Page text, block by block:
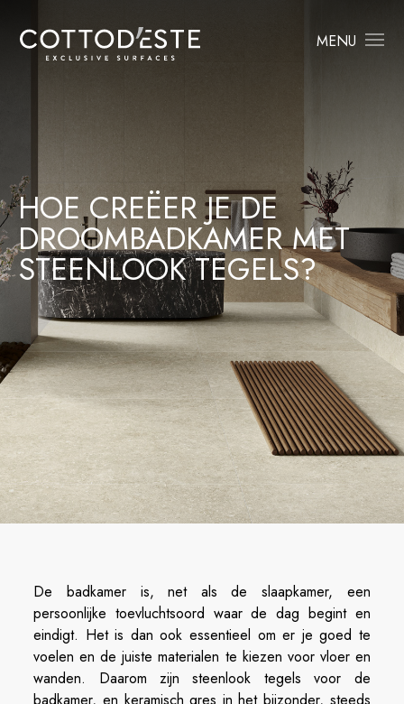
MENU
HOE CREËER JE DE
DROOMBADKAMER MET
STEENLOOK TEGELS?
De badkamer is, net als de slaapkamer, een
persoonlijke toevluchtsoord waar de dag begint en
eindigt. Het is dan ook essentieel om er je goed te
voelen en de juiste materialen te kiezen voor vloer en
wanden. Daarom zijn steenlook tegels voor de